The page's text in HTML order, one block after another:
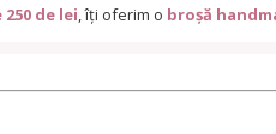
de lei, îți oferim o broșă